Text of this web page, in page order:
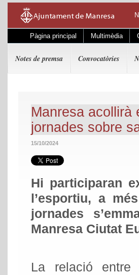
Pàgina principal Multimèdia
Notes de premsa Convocatòries
Manresa acollirà
jornades sobre
15/10/2024
Hi participaran
l’esportiu, a
jornades
Manresa Ciutat
La relació